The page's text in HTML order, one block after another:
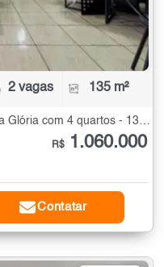
2 vagas 135 m²
Apartamento à Venda no Jardim da Glória com 4 quartos - 135 m²
R$ 1.060.000
Contatar